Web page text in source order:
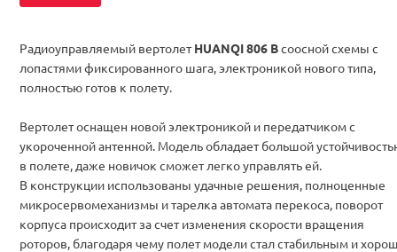
Радиоуправляемый вертолетHUANQI 806 Bсоосной схемы с
лопастями фиксированного шага, электроникой нового типа,
полностью готов к полету.
Вертолет оснащен новой электроникой и передатчиком с
укороченной антенной. Модель обладает большой
в полете, даже новичок сможет легко управлять ей.
В конструкции использованы удачные решения, полноценные
микросервомеханизмы и тарелка автомата перекоса, поворот
корпуса происходит за счет изменения скорости вращения
роторов, благодаря чему полет модели стал стабильным и